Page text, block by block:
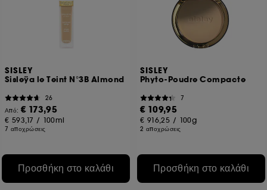
SISLEY
Sisleÿa le Teint N°3B Almond
26
Από: € 173,95
€ 593,17 / 100ml
7 αποχρώσεις
Προσθήκη στο καλάθι
SISLEY
Phyto-Poudre Compacte
7
€ 109,95
€ 916,25 / 100g
2 αποχρώσεις
Προσθήκη στο καλάθι